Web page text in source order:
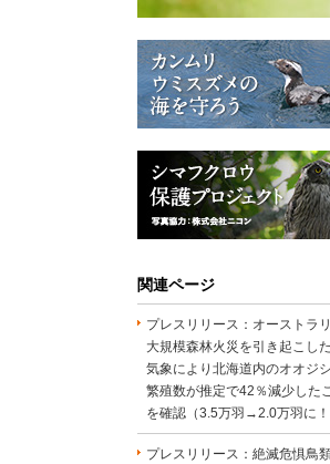
関連ページ
プレスリリース：オーストラ
大規模森林火災を引き起こし
気象により北海道内のオオジ
繁殖数が推定で42％減少した
を確認（3.5万羽→2.0万羽に！
プレスリリース：絶滅危惧鳥